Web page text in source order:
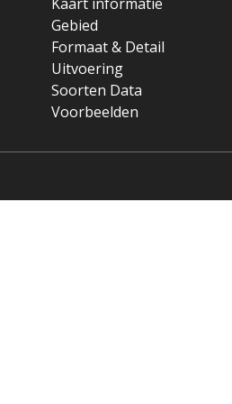
Kaart informatie
Gebied
Formaat & Detail
Uitvoering
Soorten Data
Voorbeelden